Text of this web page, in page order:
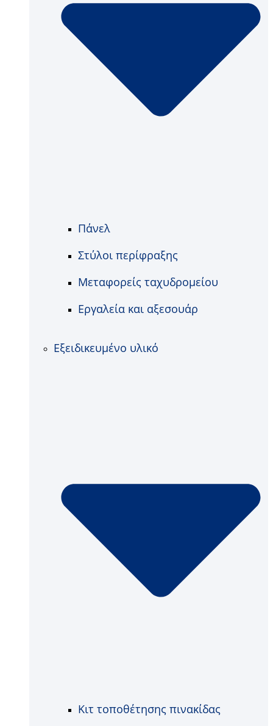
Πάνελ
Στύλοι περίφραξης
Μεταφορείς ταχυδρομείου
Εργαλεία και αξεσουάρ
Εξειδικευμένο υλικό
Κιτ τοποθέτησης πινακίδας